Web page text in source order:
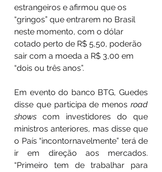
estrangeiros e afirmou que os
“gringos” que entrarem no Brasil
neste momento, com o dólar
cotado perto de R$ 5,50, poderão
sair com a moeda a R$ 3,00 em
“dois ou três anos”.
Em evento do banco BTG, Guedes
disse que participa de menos road
shows com investidores do que
ministros anteriores, mas disse que
o País “incontornavelmente” terá de
ir em direção aos mercados.
“Primeiro tem de trabalhar para